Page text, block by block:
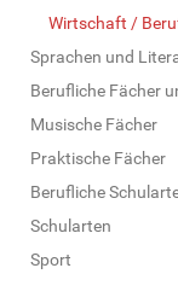
Wirtschaft /
Sprachen und
Berufliche Fächer
Musische Fächer
Praktische Fächer
Berufliche
Schularten
Sport